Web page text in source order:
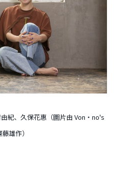
紀、久保花惠（圖片由 Von・no's
雄作）